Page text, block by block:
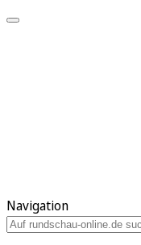
Navigation